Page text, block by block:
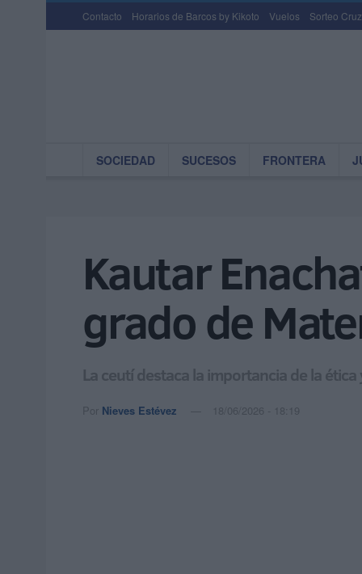
Contacto Horarios de Barcos by Kikoto Vuelos Sorteo
SOCIEDAD SUCESOS FRONTERA
Kautar
grado de
La ceutí destaca la importancia de la
Por Nieves Estévez 18/06/2026 - 18:19